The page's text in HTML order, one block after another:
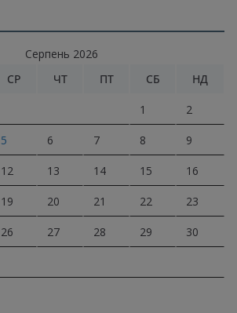
Серпень 2026
СР ЧТ ПТ СБ НД
1 2
5 6 7 8 9
12 13 14 15 16
19 20 21 22 23
26 27 28 29 30